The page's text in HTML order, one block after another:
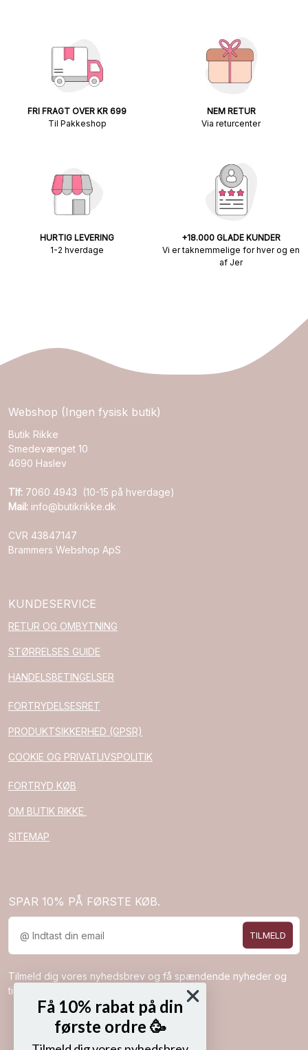
FRI FRAGT OVER KR 699
Til Pakkeshop
NEM RETUR
Via returcenter
HURTIG LEVERING
1-2 hverdage
+18.000 GLADE KUNDER
Vi er taknemmelige for hver og en
af Jer
Webshop (Ingen fysisk butik)
Butik Rikke
Smedevænget 10
4690 Haslev
Tlf: 7060 4943 (10-15 på hverdage)
Mail: info@butikrikke.dk
CVR 43847147
Brammers Webshop ApS
KUNDESERVICE
RETUR OG OMBYTNING
STØRRELSES GUIDE
HANDELSBETINGELSER
FORTRYDELSESRET
PRODUKTSIKKERHED (GPSR)
COOKIE OG PRIVATLIVSPOLITIK
FORTRYD KØB
OM BUTIK RIKKE
SITEMAP
SPAR 10% PÅ FØRSTE KØB.
TILMELD
Tilmeld dig vores nyhedsbrev og få spændende nyheder og
tilbud direkte i din indbakke.
Få 10% rabat på din
første ordre 🥳